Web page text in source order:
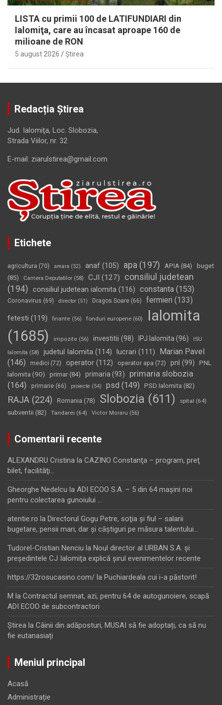
LISTA cu primii 100 de LATIFUNDIARI din
Ialomiţa, care au încasat aproape 160 de
milioane de RON
5 august 2026 Ştirea
Redacția Știrea
Jud. Ialomiţa, Loc. Slobozia,
Strada Viilor, nr. 32
E-mail: ziarulstirea@gmail.com
Etichete
agricultura (70) amara (52) anaf (105) apa (197) APIA (84)
buget
(85)
Camera Deputatilor (58) CJI (127)
consiliul judetean
(194) consiliul judetean ialomita (116) constanta (153)
Coronavirus (69) director (51) Dragos Soare (66) fermieri (133)
fetesti (119) finante (56) fonduri europene (60)
Ialomita
(1685)
impozite (56) investitii (98) IPJ Ialomita (96) ISU
Ialomita (58) judetul Ialomita (114) lucrari (111)
Marian Pavel
(146)
medici (72) operator (112) operator apa (72) pnl (99)
PNL
Ialomita (90) primar(84) primaria (93)
primaria slobozia
(164)
primarie (66) proiecte (54) psd (149) PSD Ialomita (82)
RAJA (224) Romania (78) Slobozia (611) spital (64)
subventii (82) Tandarei (64) Victor Moraru (56)
Comentarii recente
ALEXANDRU Cristina la CAZINO Constanţa – program, preţ
bilet, facilităţi…
Gheorghe Nedelcu la ADI ECOO S.A. – 5 din 64 maşini noi
pentru colectarea gunoiului …
atentie.ro la Directorul Gogu Petre, soţia şi fiul – salarii
bugetare, pensii mari, dar şi câştiguri pe măsura talentului…
Tudorel-Cristian Nenciu la Noul director al URBAN S.A. şi
preşedintele CJ Ialomiţa explică şirul evenimentelor recente
https://32rosucasino.com/ la Puchiardeala cui i-a păstorit!
M la Contractul semnat, azi, pentru 64 de autogunoiere, scapă
ADI ECOO de subcontractori
Ştirea la Câinii din adăposturi, MUSAI să fie adoptați, ca să nu
fie eutanasiați
Meniul principal
Acasă
Administrație